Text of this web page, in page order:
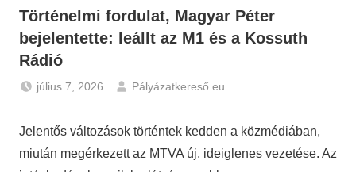
Történelmi fordulat, Magyar Péter
bejelentette: leállt az M1 és a Kossuth
Rádió
július 7, 2026
Pályázatkereső.eu
Jelentős változások történtek kedden a közmédiában,
miután megérkezett az MTVA új, ideiglenes vezetése. Az